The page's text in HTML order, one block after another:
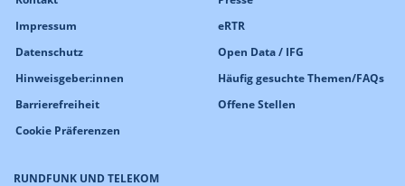
RUNDFUNK UND TELEKOM
Impressum
Datenschutz
Hinweisgeber:innen
Barrierefreiheit
Cookie Präferenzen
eRTR
Open Data / IFG
Häufig gesuchte Themen/FAQs
Offene Stellen